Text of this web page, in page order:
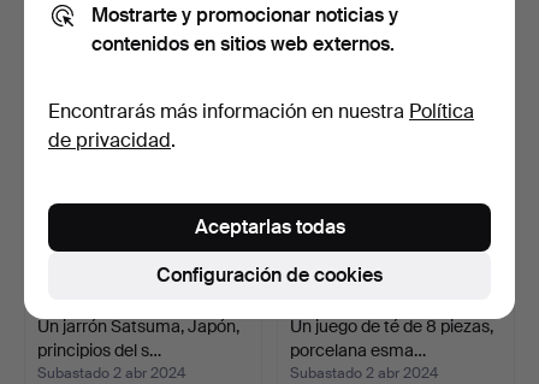
53 USD 32 USD
Un jarrón Satsuma, Japón,
principios del s…
Subastado 2 abr 2024
Un juego de té de 8 piezas,
porcelana esma…
Subastado 2 abr 2024
Mostrarte y promocionar noticias y
contenidos en sitios web externos.
Encontrarás más información en nuestra Política
de privacidad.
Configuración de cookies
Aceptarlas todas